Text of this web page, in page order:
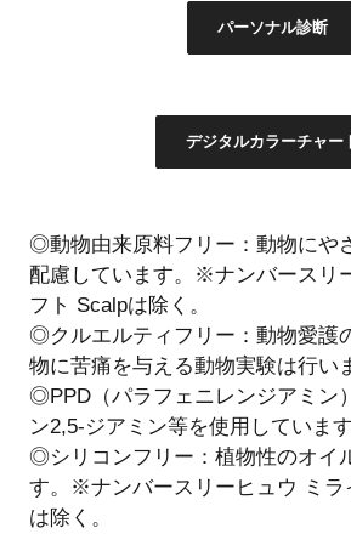
パーソナル診断
デジタルカラーチャー
◎動物由来原料フリー：動物にや
配慮しています。※ナンバースリ
フト Scalpは除く。
◎クルエルティフリー：動物愛護
物に苦痛を与える動物実験は行い
◎PPD（パラフェニレンジアミン
ン2,5-ジアミン等を使用しています
◎シリコンフリー：植物性のオイ
す。※ナンバースリーヒュウ ミラ
は除く。